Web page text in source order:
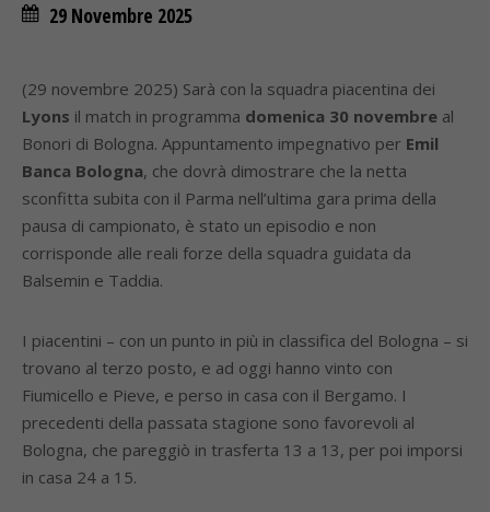
29 Novembre 2025
(29 novembre 2025) Sarà con la squadra piacentina dei
Lyons il match in programma domenica 30 novembre al
Bonori di Bologna. Appuntamento impegnativo per Emil
Banca Bologna, che dovrà dimostrare che la netta
sconfitta subita con il Parma nell’ultima gara prima della
pausa di campionato, è stato un episodio e non
corrisponde alle reali forze della squadra guidata da
Balsemin e Taddia.
I piacentini – con un punto in più in classifica del Bologna – si
trovano al terzo posto, e ad oggi hanno vinto con
Fiumicello e Pieve, e perso in casa con il Bergamo. I
precedenti della passata stagione sono favorevoli al
Bologna, che pareggiò in trasferta 13 a 13, per poi imporsi
in casa 24 a 15.